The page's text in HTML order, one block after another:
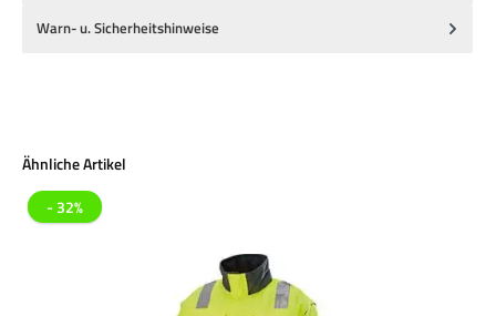
Warn- u. Sicherheitshinweise
Produktgalerie überspringen
Ähnliche Artikel
- 32%